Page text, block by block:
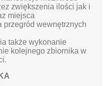
zwiększenia ilości jak i
miejsca
przegród wewnętrznych
także wykonanie
kolejnego zbiornika w